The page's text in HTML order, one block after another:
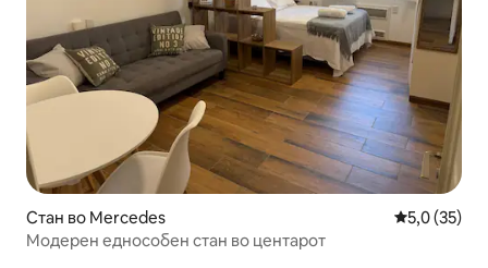
Стан во Mercedes Просечна
5,0 (35)
Модерен еднособен стан во центарот